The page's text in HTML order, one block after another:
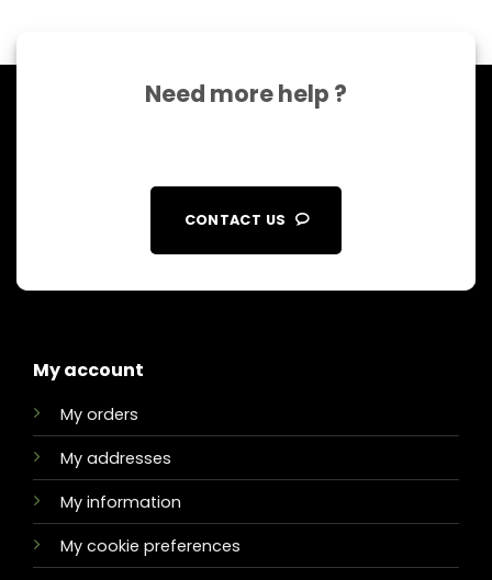
Need more help ?
CONTACT US
My account
My orders
My addresses
My information
My cookie preferences